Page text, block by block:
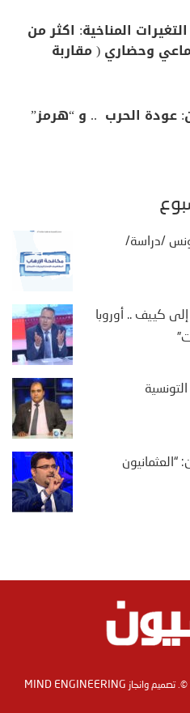
المناخية: اكثر من
وحضاري ( مقاربة
عودة الحرب .. و “هرمز”
/دراسة/
كييف .. أوروبا
تصميم وانجاز MIND ENGINEERING